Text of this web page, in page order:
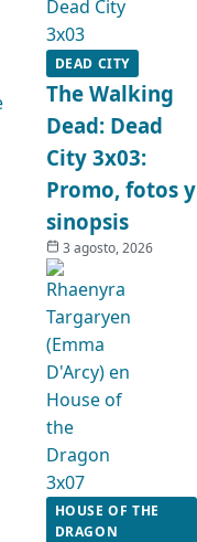
DEAD CITY
The Walking
Dead: Dead
City 3x03:
Promo, fotos y
sinopsis
3 agosto, 2026
HOUSE OF THE
DRAGON